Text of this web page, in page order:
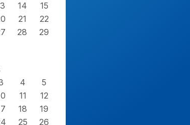
14
15
21
22
28
29
4
5
11
12
18
19
25
26